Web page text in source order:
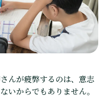
んが疲弊するのは、意志
いからでもありません。